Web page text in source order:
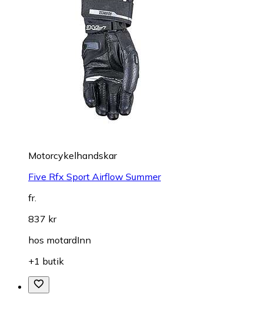
Motorcykelhandskar
Five Rfx Sport Airflow Summer
fr.
837 kr
hos motardInn
+1 butik